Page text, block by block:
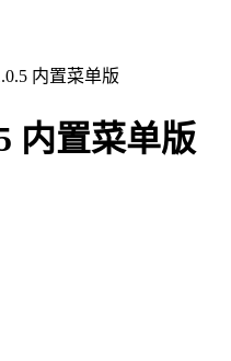
内置菜单版
内置菜单版